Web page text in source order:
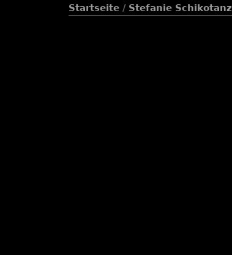
Startseite / Stefanie Schikotanz